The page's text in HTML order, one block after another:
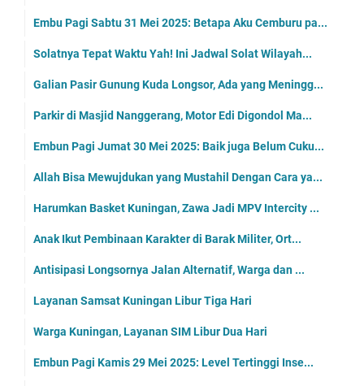
Embu Pagi Sabtu 31 Mei 2025: Betapa Aku Cemburu pa...
Solatnya Tepat Waktu Yah! Ini Jadwal Solat Wilayah...
Galian Pasir Gunung Kuda Longsor, Ada yang Meningg...
Parkir di Masjid Nanggerang, Motor Edi Digondol Ma...
Embun Pagi Jumat 30 Mei 2025: Baik juga Belum Cuku...
Allah Bisa Mewujdukan yang Mustahil Dengan Cara ya...
Harumkan Basket Kuningan, Zawa Jadi MPV Intercity ...
Anak Ikut Pembinaan Karakter di Barak Militer, Ort...
Antisipasi Longsornya Jalan Alternatif, Warga dan ...
Layanan Samsat Kuningan Libur Tiga Hari
Warga Kuningan, Layanan SIM Libur Dua Hari
Embun Pagi Kamis 29 Mei 2025: Level Tertinggi Inse...